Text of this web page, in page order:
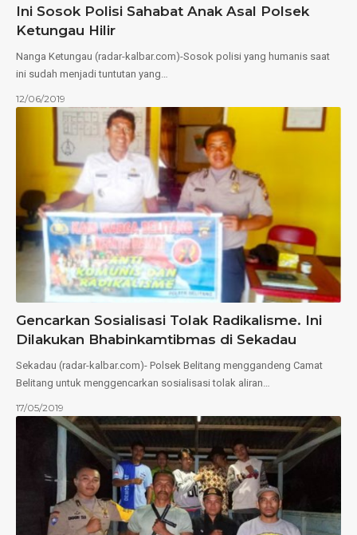
Ini Sosok Polisi Sahabat Anak Asal Polsek
Ketungau Hilir
Nanga Ketungau (radar-kalbar.com)-Sosok polisi yang humanis saat
ini sudah menjadi tuntutan yang…
12/06/2019
Gencarkan Sosialisasi Tolak Radikalisme. Ini
Dilakukan Bhabinkamtibmas di Sekadau
Sekadau (radar-kalbar.com)- Polsek Belitang menggandeng Camat
Belitang untuk menggencarkan sosialisasi tolak aliran…
17/05/2019